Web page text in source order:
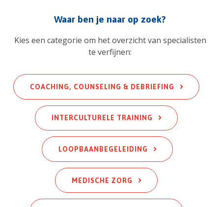
Waar ben je naar op zoek?
Kies een categorie om het overzicht van specialisten
te verfijnen:
COACHING, COUNSELING & DEBRIEFING
INTERCULTURELE TRAINING
LOOPBAANBEGELEIDING
MEDISCHE ZORG